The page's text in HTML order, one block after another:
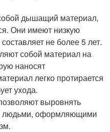
дышащий материал,
Они имеют низкую
не более 5 лет.
собой материал на
наносят
легко протирается
ухода.
выровнять
людьми, оформляющими